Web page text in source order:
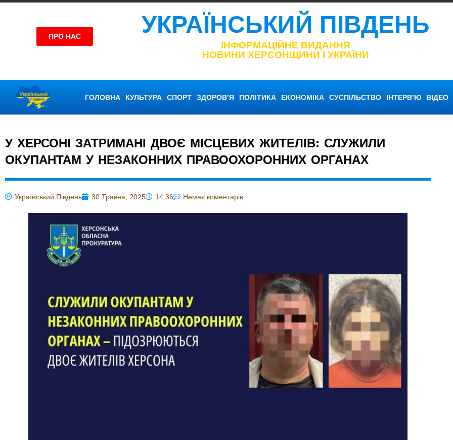
ПРО НАС УКРАЇНСЬКИЙ ПІВДЕНЬ
ІНФОРМАЦІЙНЕ ВИДАННЯ
НОВИНИ ХЕРСОНЩИНИ І УКРАЇНИ
ГОЛОВНА КУЛЬТУРА СПОРТ ЗДОРОВ’Я ПОЛІТИКА ЕКОНОМІКА СУСПІЛЬСТВО ІНТЕРВ’Ю ВІДЕО
У ХЕРСОНІ ЗАТРИМАНІ ДВОЄ МІСЦЕВИХ ЖИТЕЛІВ: СЛУЖИЛИ
ОКУПАНТАМ У НЕЗАКОННИХ ПРАВООХОРОННИХ ОРГАНАХ
Український Південь 30 Травня, 2025 14:36 Немає коментарів